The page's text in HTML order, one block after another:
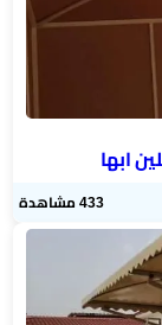
433 مشاهدة